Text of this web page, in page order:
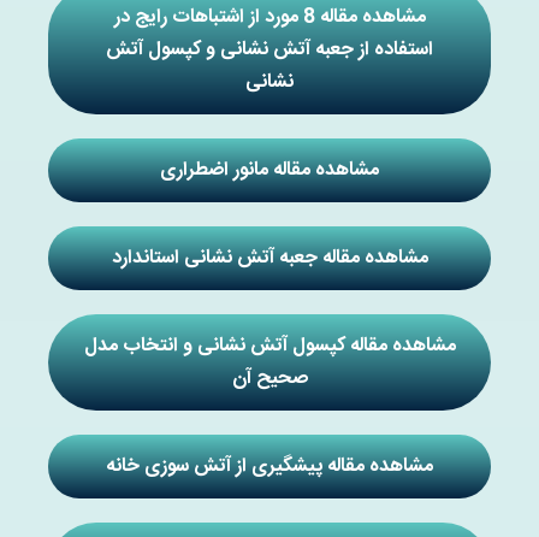
مشاهده مقاله 8 مورد از اشتباهات رایج در
استفاده از جعبه آتش نشانی و کپسول آتش
نشانی
مشاهده مقاله مانور اضطراری
مشاهده مقاله جعبه آتش نشانی استاندارد
مشاهده مقاله کپسول آتش نشانی و انتخاب مدل
صحیح آن
مشاهده مقاله پیشگیری از آتش سوزی خانه